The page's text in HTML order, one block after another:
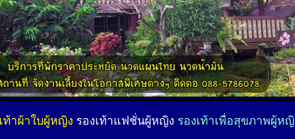
ท้าผ้าใบผู้หญิง รองเท้าแฟชั่นผู้หญิง รองเท้าเพื่อสุขภาพผู้ห